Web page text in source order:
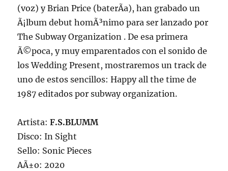
(voz) y Brian Price (baterÃ­a), han grabado un
Ã¡lbum debut homÃ³nimo para ser lanzado por
The Subway Organization . De esa primera
Ã©poca, y muy emparentados con el sonido de
los Wedding Present, mostraremos un track de
uno de estos sencillos: Happy all the time de
1987 editados por subway organization.
Artista:F.S.BLUMM
Disco: In Sight
Sello: Sonic Pieces
AÃ±o: 2020